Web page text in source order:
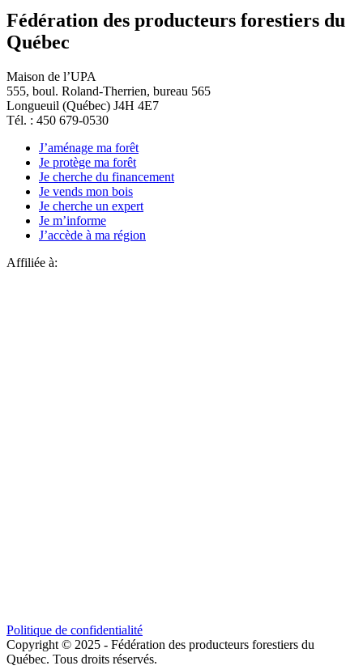
Fédération des producteurs forestiers du
Québec
Maison de l’UPA
555, boul. Roland-Therrien, bureau 565
Longueuil (Québec) J4H 4E7
Tél. : 450 679-0530
J’aménage ma forêt
Je protège ma forêt
Je cherche du financement
Je vends mon bois
Je cherche un expert
Je m’informe
J’accède à ma région
Affiliée à:
Politique de confidentialité
Copyright © 2025 - Fédération des producteurs forestiers du
Québec. Tous droits réservés.